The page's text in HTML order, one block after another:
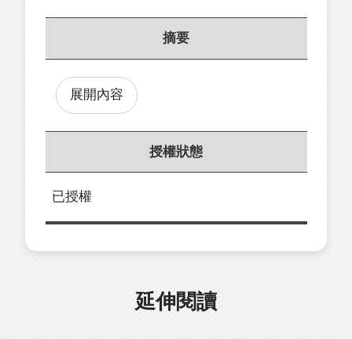
摘要
展開內容
授權狀態
已授權
延伸閱讀